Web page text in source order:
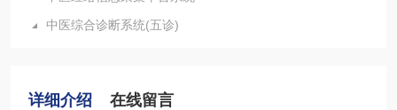
中医综合诊断系统(五诊)
详细介绍 在线留言